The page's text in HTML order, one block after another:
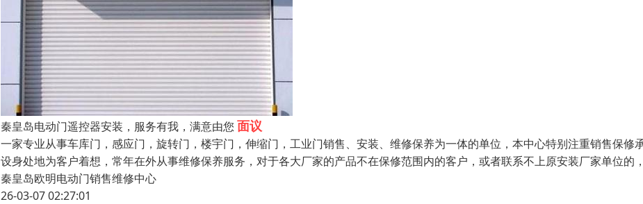
秦皇岛电动门遥控器安装，服务有我，满意由您 面议
一家专业从事车库门，感应门，旋转门，楼宇门，伸缩门，工业门销售、安装、维修保养为一体的单位，本中心特别注重销售保修
设身处地为客户着想，常年在外从事维修保养服务，对于各大厂家的产品不在保修范围内的客户，或者联系不上原安装厂家单位的
秦皇岛欧明电动门销售维修中心
26-03-07 02:27:01